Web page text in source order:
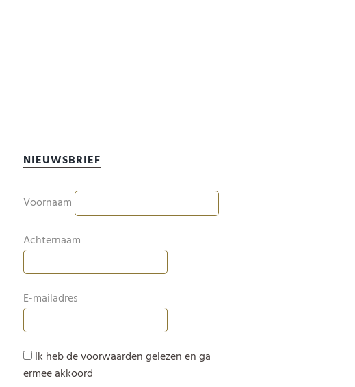
NIEUWSBRIEF
Voornaam
Achternaam
E-mailadres
Ik heb de voorwaarden gelezen en ga
ermee akkoord